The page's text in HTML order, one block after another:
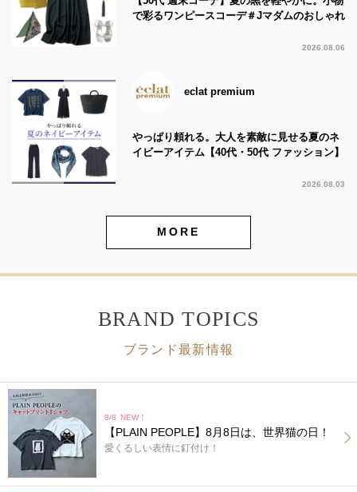
で彩るワンピースコーデ＃Jマダムのおしゃれ
2026.08.06
eclat premium
やっぱり頼れる。大人を素敵に見せる夏のネ
イビーアイテム【40代・50代 ファッション】
2026.08.03
MORE
BRAND TOPICS
ブランド最新情報
8/8 NEW！
【PLAIN PEOPLE】8月8日は、世界猫の日！
愛くるしい表情に釘付け！